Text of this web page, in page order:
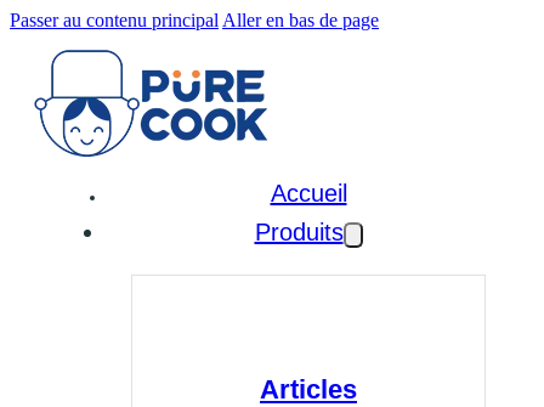
Passer au contenu principal Aller en bas de page
Accueil
Produits
Articles